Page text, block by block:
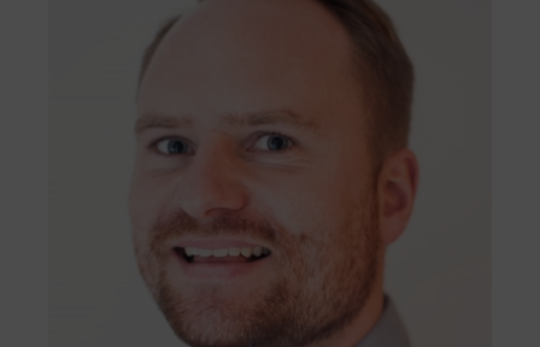
al personalului.
ca toate reclamațiile pe care le primim sa
Accesați formularul